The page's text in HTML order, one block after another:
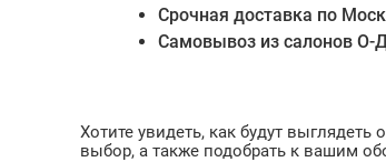
Срочная доставка по
Самовывоз из салонов О-
Хотите увидеть, как будут
выбор, а также подобрать к вашим